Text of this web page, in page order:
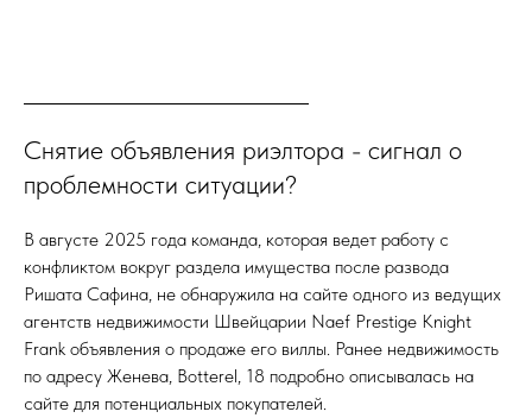
Снятие объявления риэлтора - сигнал о
проблемности ситуации?
В августе 2025 года команда, которая ведет работу с
конфликтом вокруг раздела имущества после развода
Ришата Сафина, не обнаружила на сайте одного из ведущих
агентств недвижимости Швейцарии Naef Prestige Knight
Frank объявления о продаже его виллы. Ранее недвижимость
по адресу Женева, Botterel, 18 подробно описывалась на
сайте для потенциальных покупателей.